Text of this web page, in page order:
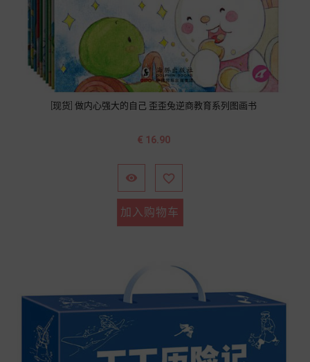
[现货] 做内心强大的自己 歪歪兔逆商教育系列图画书
价
€ 16.90
 
加入购物车